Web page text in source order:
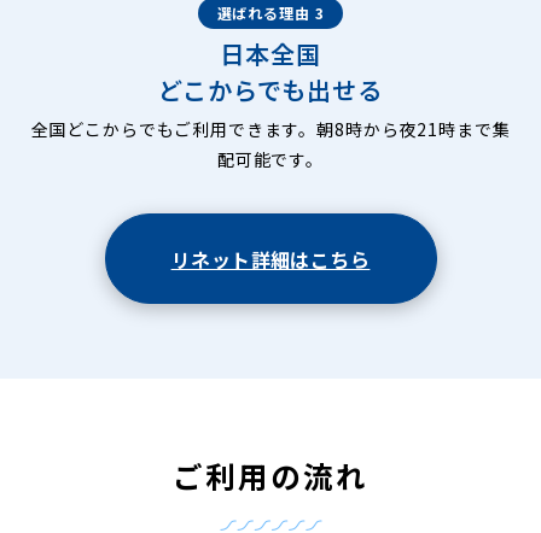
選ばれる理由 3
日本全国
どこからでも出せる
全国どこからでもご利用できます。朝8時から夜21時まで集
配可能です。
リネット詳細はこちら
ご利用の流れ